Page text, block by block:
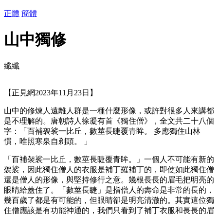
正體 簡體
山中獨修
纖纖
【正見網2023年11月23日】
山中的修煉人遠離人群是一種什麼形像，或許對很多人來講都
是不理解的。唐朝詩人徐凝有首《獨住僧》，全文共二十八個
字：「百補袈裟一比丘，數莖長睫覆青眸。 多應獨住山林
慣，唯照寒泉自剃頭。 」
「百補袈裟一比丘，數莖長睫覆青眸。」一個人不可能有新的
袈裟，因此獨住僧人的衣服是補丁羅補丁的，即使如此獨住僧
還是僧人的形像，與堅持修行之意。幾根長長的眉毛把明亮的
眼睛給蓋住了。「數莖長睫」是指僧人的壽命是非常的長的，
幾百歲了都是有可能的，但眼睛卻是明亮清澈的。其實這位獨
住僧應該是有功能神通的，我們只看到了補丁衣服和長長的眉